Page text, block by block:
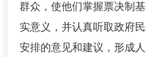
群众，使他们掌握票决制
实意义，并认真听取政府
安排的意见和建议，形成